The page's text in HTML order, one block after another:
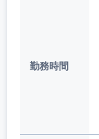
勤務時間